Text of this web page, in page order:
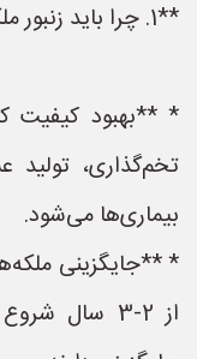
**1. چرا باید زنبور ملکه تولید کنیم؟**
* **بهبود کیفیت
تخم‌گذاری، تولید
بیماری‌ها می‌شود.
* **جایگزینی
از 2-3 سال